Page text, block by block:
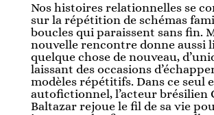
Nos histoires relationnelles se
sur la répétition de schémas
boucles qui paraissent sans fin.
nouvelle rencontre donne aussi
quelque chose de nouveau,
laissant des occasions
modèles répétitifs. Dans ce seul
autofictionnel, l’acteur brésilien
Baltazar rejoue le fil de sa vie